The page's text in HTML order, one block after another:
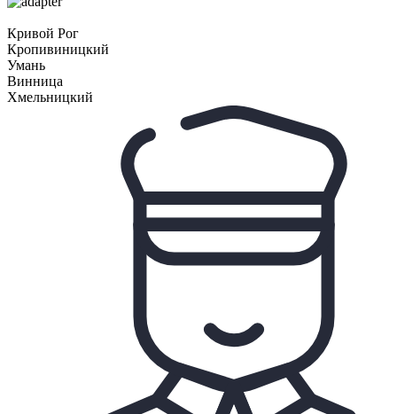
Кривой Рог
Кропивиницкий
Умань
Винница
Хмельницкий